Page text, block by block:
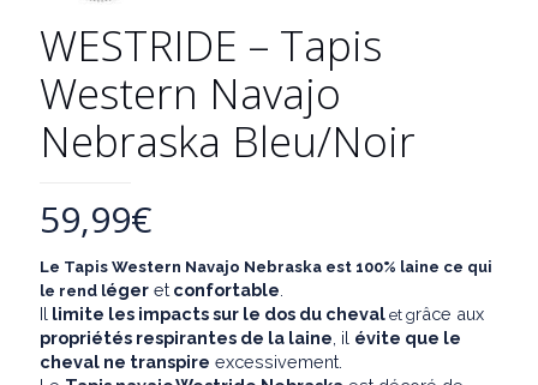
WESTRIDE – Tapis
Western Navajo
Nebraska Bleu/Noir
59,99€
Le Tapis Western Navajo Nebraska est 100% laine ce qui
le rend léger et confortable
Il limite les impacts sur le dos du cheval et grâce aux
propriétés respirantes de la laine , il évite que le
cheval ne transpire excessivement.